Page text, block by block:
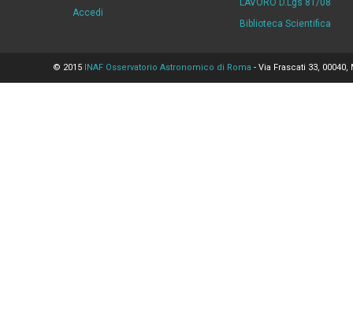
Accedi
LAVORO D.Lgs 81/08
Biblioteca Scientifica
© 2015 INAF Osservatorio Astronomico di Roma - Via Frascati 33,